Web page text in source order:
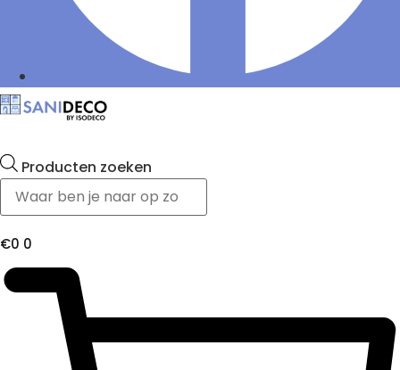
Producten zoeken
€0 0